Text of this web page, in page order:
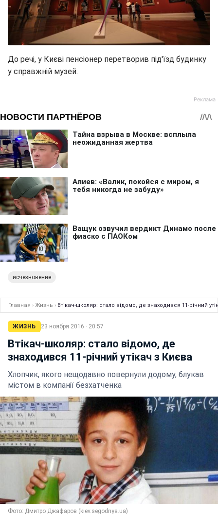
До речі, у Києві пенсіонер перетворив під'їзд будинку
у справжній музей.
исчезновение
Главная › Жизнь › Втікач-школяр: стало відомо, де знаходився 11-річний
ЖИЗНЬ 23 ноября 2016 · 20:57
Втікач-школяр: стало відомо, де
знаходився 11-річний утікач з Києва
Хлопчик, якого нещодавно повернули додому, блукав
містом в компанії безхатченка
Фото: Дмитро Джафаров (kiev.segodnya.ua)